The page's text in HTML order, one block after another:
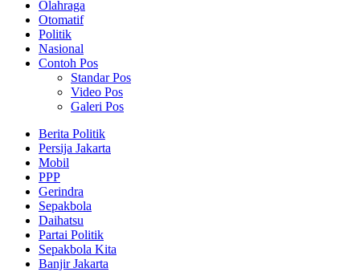
Olahraga
Otomatif
Politik
Nasional
Contoh Pos
Standar Pos
Video Pos
Galeri Pos
Berita Politik
Persija Jakarta
Mobil
PPP
Gerindra
Sepakbola
Daihatsu
Partai Politik
Sepakbola Kita
Banjir Jakarta